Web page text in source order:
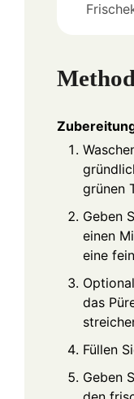
Method
grünen
Geben
einen
eine
das
Füllen
Geben